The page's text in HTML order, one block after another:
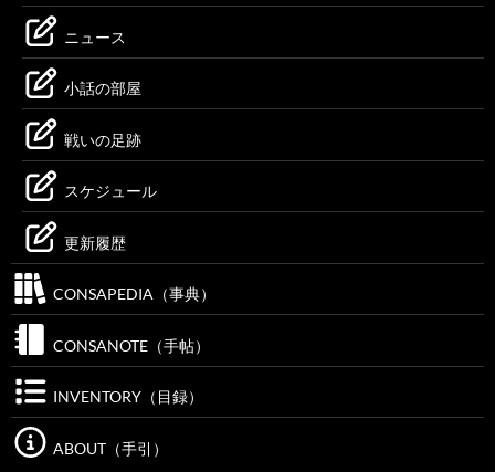
ニュース
小話の部屋
戦いの足跡
スケジュール
更新履歴
CONSAPEDIA（事典）
CONSANOTE（手帖）
INVENTORY（目録）
ABOUT（手引）